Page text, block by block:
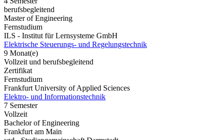
berufsbegleitend
Master of Engineering
Fernstudium
ILS - Institut für Lernsysteme GmbH
Elektrische Steuerungs- und Regelungstechnik
9 Monat(e)
Vollzeit und berufsbegleitend
Zertifikat
Fernstudium
Frankfurt University of Applied Sciences
Elektro- und Informationstechnik
7 Semester
Vollzeit
Bachelor of Engineering
Frankfurt am Main